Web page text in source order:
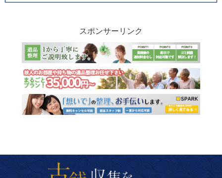
スポンサーリンク